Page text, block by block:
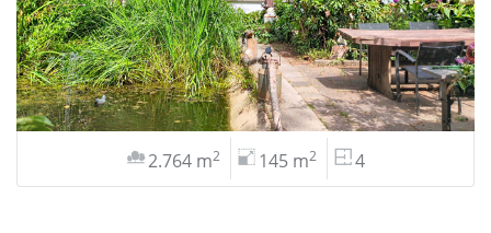
2.764 m2 145 m2 4